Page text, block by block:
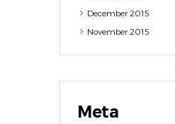
December2015
November2015
Meta